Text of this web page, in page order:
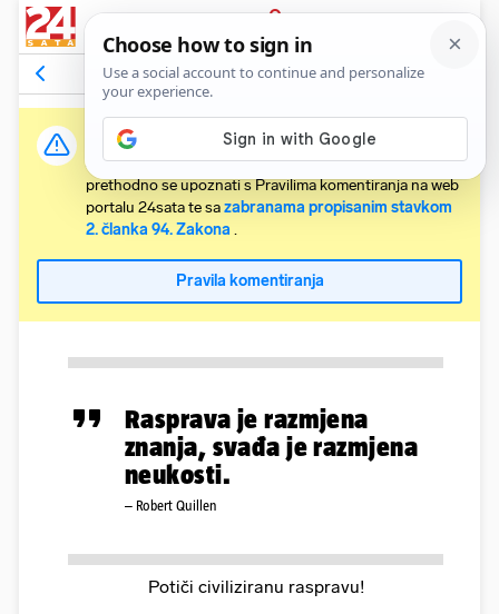
PRIJAVA
Komentari Relevantni
Važna obavijest:
Svaki korisnik koji želi komentirati članke obvezan je
prethodno se upoznati s Pravilima komentiranja na web
portalu 24sata te sazabranama propisanim stavkom
2. članka 94. Zakona .
Pravila komentiranja
Rasprava je razmjena
znanja, svađa je razmjena
neukosti.
– Robert Quillen
Potiči civiliziranu raspravu!